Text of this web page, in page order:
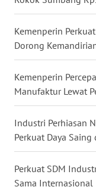
Kemenperin
Dorong
Kemenperin
Manufaktur Lewat
Industri Perhiasan
Perkuat Daya Saing
Perkuat SDM
Sama Internasional
KALSEL
KALTIM
SULSEL
GORONTALO